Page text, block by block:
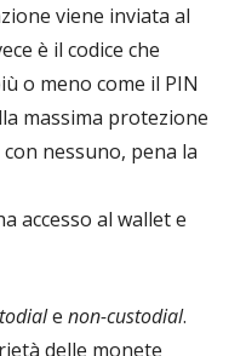
viene inviata al
è il codice che
o meno come il PIN
massima protezione
nessuno, pena la
accesso al wallet e
e non-custodial.
delle monete